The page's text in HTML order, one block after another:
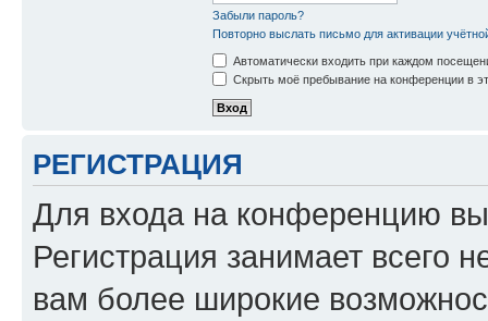
Забыли пароль?
Повторно выслать письмо для активации
Автоматически входить при каждом
Скрыть моё пребывание на конференции в
РЕГИСТРАЦИЯ
Для входа на конференцию
Регистрация занимает всего
вам более широкие